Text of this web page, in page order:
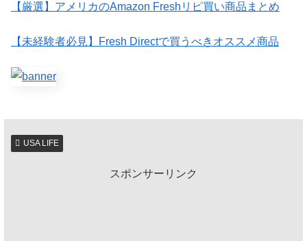
【厳選】アメリカのAmazon Freshリピ買い商品まとめ
【未経験者必見】Fresh Directで買うべきオススメ商品
USA LIFE
スポンサーリンク